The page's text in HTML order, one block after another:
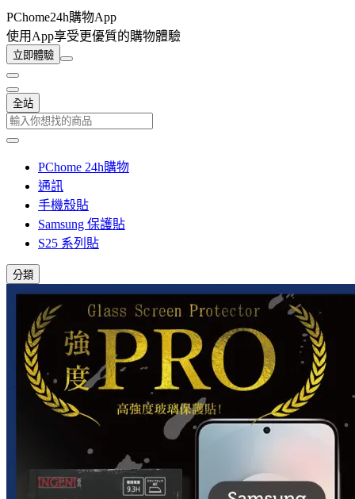
PChome24h購物App
使用App享受更優質的購物體驗
立即體驗
全站
PChome 24h購物
通訊
手機殼貼
Samsung 保護貼
S25 系列貼
分類